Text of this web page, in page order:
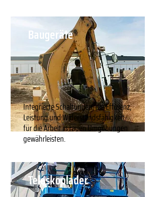
Baugeräte
Integrierte Schaltungen, die Effizienz,
Leistung und Widerstandsfähigkeit
für die Arbeit in rauen Umgebungen
gewährleisten.
Teleskoplader